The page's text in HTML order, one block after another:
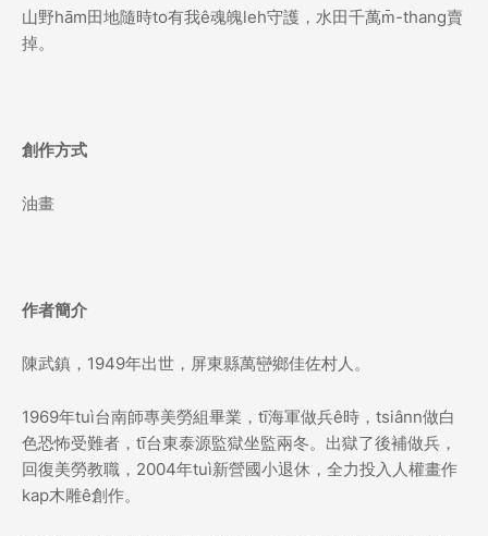
山野hām田地隨時to有我ê魂魄leh守護，水田千萬m̄-thang賣
掉。
創作方式
油畫
作者簡介
陳武鎮，1949年出世，屏東縣萬巒鄉佳佐村人。
1969年tuì台南師專美勞組畢業，tī海軍做兵ê時，tsiânn做白
色恐怖受難者，tī台東泰源監獄坐監兩冬。出獄了後補做兵，
回復美勞教職，2004年tuì新營國小退休，全力投入人權畫作
kap木雕ê創作。